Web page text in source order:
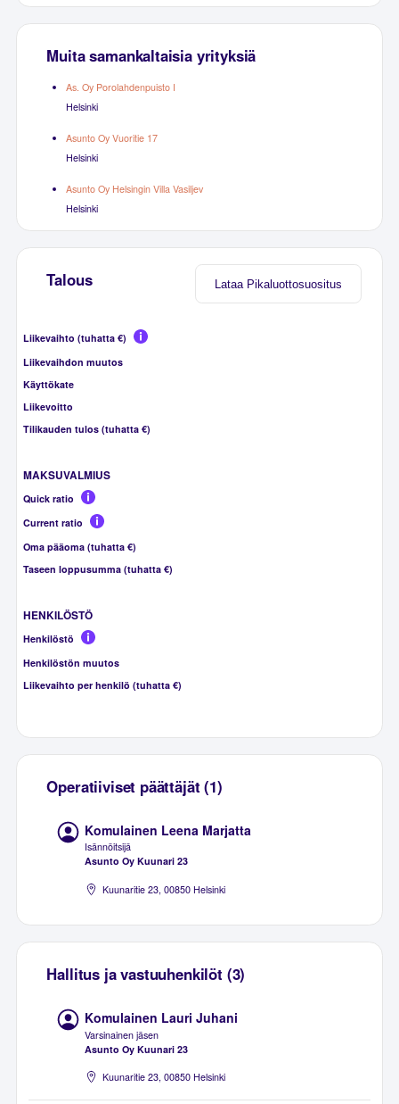
Muita samankaltaisia yrityksiä
As. Oy Porolahdenpuisto I
Helsinki
Asunto Oy Vuoritie 17
Helsinki
Asunto Oy Helsingin Villa Vasiljev
Helsinki
Lataa Pikaluottosuositus
Talous
Liikevaihto (tuhatta €)
Liikevaihdon muutos
Käyttökate
Liikevoitto
Tilikauden tulos (tuhatta €)
MAKSUVALMIUS
Quick ratio
Current ratio
Oma pääoma (tuhatta €)
Taseen loppusumma (tuhatta €)
HENKILÖSTÖ
Henkilöstö
Henkilöstön muutos
Liikevaihto per henkilö (tuhatta €)
Operatiiviset päättäjät (1)
Komulainen Leena Marjatta
Isännöitsijä
Asunto Oy Kuunari 23
Kuunaritie 23, 00850 Helsinki
Hallitus ja vastuuhenkilöt (3)
Komulainen Lauri Juhani
Varsinainen jäsen
Asunto Oy Kuunari 23
Kuunaritie 23, 00850 Helsinki